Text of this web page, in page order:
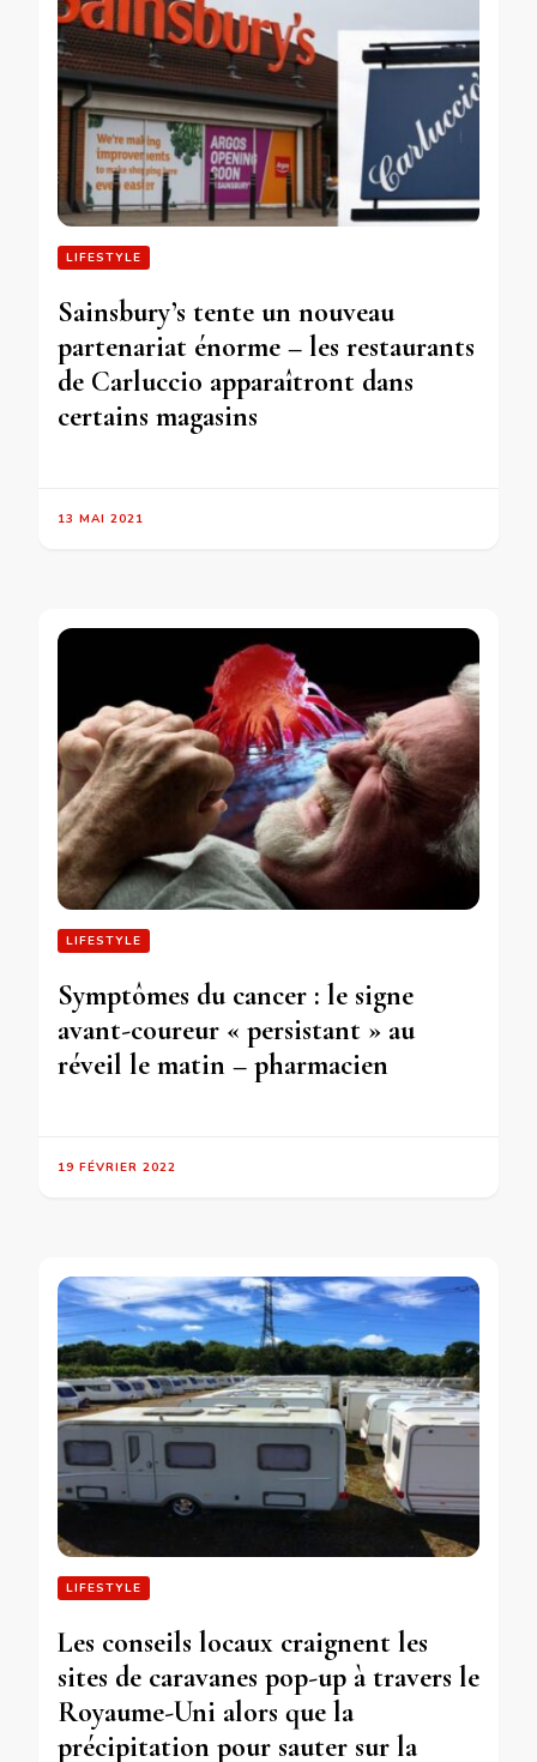
LIFESTYLE
Sainsbury’s tente un nouveau
partenariat énorme – les restaurants
de Carluccio apparaîtront dans
certains magasins
13 MAI 2021
LIFESTYLE
Symptômes du cancer : le signe
avant-coureur « persistant » au
réveil le matin – pharmacien
19 FÉVRIER 2022
LIFESTYLE
Les conseils locaux craignent les
sites de caravanes pop-up à travers le
Royaume-Uni alors que la
précipitation pour sauter sur la